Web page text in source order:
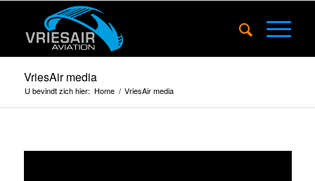
VriesAir media
U bevindt zich hier: Home / VriesAir media